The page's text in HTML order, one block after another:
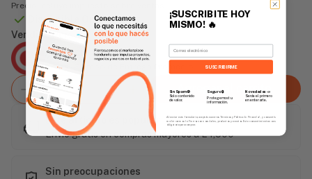
Precio incluye impuesto sobre ventas
Disponible Online
Vendido Por:
Agencia Global
2 días - Tiempo de Entrega Promedio
Agregar al carrito
Este artículo es popular
Envío gratis en compras mayores a L 1,500
Sin preocupaciones
¡SUSCRIBITE HOY
MISMO! 🔥
Email
SUSCRIBIRME
Sin Spam 🚫
Solo contenido
de valor.
Seguro 🔒
Protegemos tu
información.
Novedades📣
Serás el primero
en enterarte.
Al enviar este formulario, aceptás nuestros Términos y Política de Privacidad, y consentís
recibir correos de Fierros con novedades, productos y eventos. Este consentimiento no es
obligatorio para comprar.